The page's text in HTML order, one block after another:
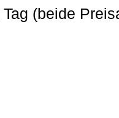
(beide